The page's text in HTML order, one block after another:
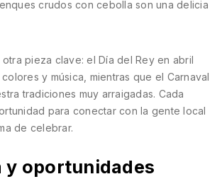
crudos con cebolla son una delicia
pieza clave: el Día del Rey en abril
y música, mientras que el Carnaval
tradiciones muy arraigadas. Cada
para conectar con la gente local
de celebrar.
y oportunidades